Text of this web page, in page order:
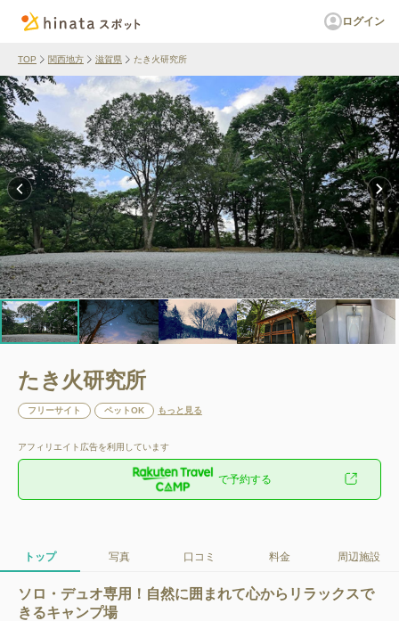
ログイン
TOP 関西地方 滋賀県 たき火研究所
たき火研究所
フリーサイト ペットOK もっと見る
アフィリエイト広告を利用しています
で予約する
トップ 写真 口コミ 料金 周辺施設
ソロ・デュオ専用！自然に囲まれて心からリラックスで
きるキャンプ場